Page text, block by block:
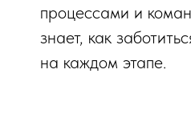
процессами и
знает, как
на каждом этапе.